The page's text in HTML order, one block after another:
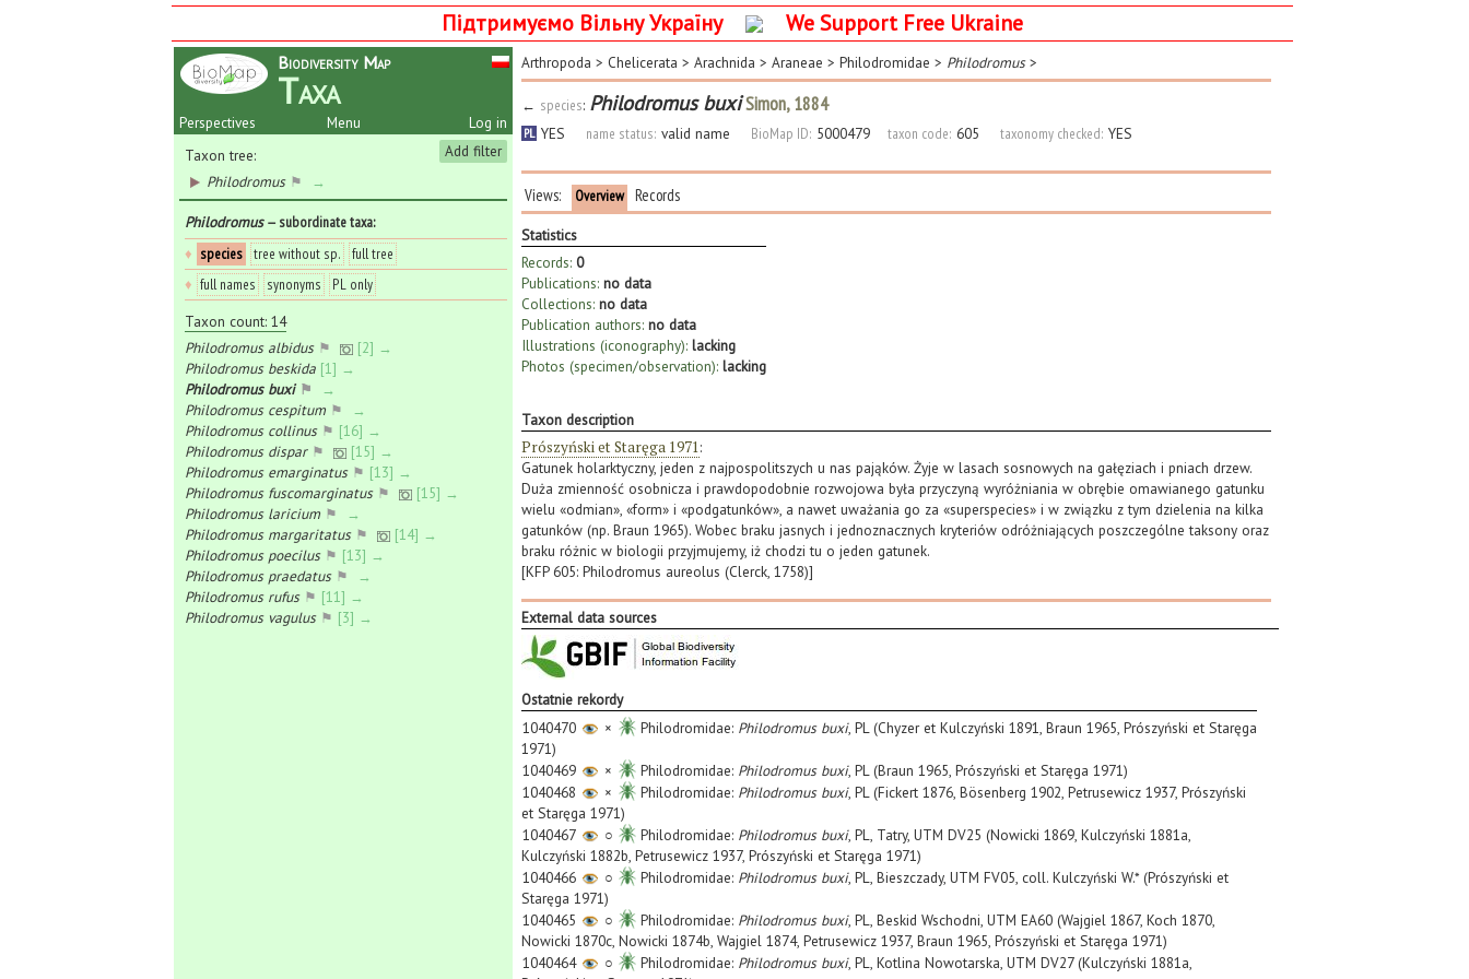
Підтримуємо Вільну Україну We Support Free Ukraine
Biodiversity Map
Taxa
Perspectives Log in
Menu
Add filter
Taxon tree:
Philodromus⚑ →
Philodromus— subordinate taxa:
♦ species tree without sp.
full tree
♦ full names synonyms
PL only
Taxon count: 14
Philodromus albidus⚑
[2] →
Philodromus beskida [1] →
Philodromus buxi⚑
→
Philodromus cespitum ⚑
→
Philodromus collinus⚑ [16] →
Philodromus dispar⚑
[15] →
Philodromus emarginatus⚑ [13] →
Philodromus fuscomarginatus⚑
[15] →
Philodromus laricium ⚑
→
Philodromus margaritatus⚑
[14] →
Philodromus poecilus⚑ [13] →
Philodromus praedatus⚑
→
Philodromus rufus⚑ [11] →
Philodromus vagulus⚑ [3] →
Arthropoda > Chelicerata > Arachnida > Araneae > Philodromidae > Philodromus>
← species: Philodromus buxiSimon, 1884
PL YES name status: valid name BioMap ID: 5000479 taxon code: 605 taxonomy checked: YES
Views: Overview Records
Statistics
Records: 0
Publications: no data
Collections: no data
Publication authors: no data
Illustrations (iconography): lacking
Photos (specimen/observation): lacking
Taxon description
Prószyński et Staręga 1971:
Gatunek holarktyczny, jeden z najpospolitszych u nas pająków. Żyje w lasach sosnowych na gałęziach i pniach drzew.
Duża zmienność osobnicza i prawdopodobnie rozwojowa była przyczyną wyróżniania w obrębie omawianego gatunku
wielu «odmian», «form» i «podgatunków», a nawet uważania go za «superspecies» i w związku z tym dzielenia na kilka
gatunków (np. Braun 1965). Wobec braku jasnych i jednoznacznych kryteriów odróżniających poszczególne taksony oraz
braku różnic w biologii przyjmujemy, iż chodzi tu o jeden gatunek.
[KFP 605: Philodromus aureolus (Clerck, 1758)]
External data sources
Ostatnie rekordy
1040470
× Philodromidae: Philodromus buxi, PL (Chyzer et Kulczyński 1891, Braun 1965, Prószyński et Staręga
1971)
1040469
× Philodromidae: Philodromus buxi, PL (Braun 1965, Prószyński et Staręga 1971)
1040468
× Philodromidae: Philodromus buxi, PL (Fickert 1876, Bösenberg 1902, Petrusewicz 1937, Prószyński
et Staręga 1971)
1040467
○ Philodromidae: Philodromus buxi, PL, Tatry, UTM DV25 (Nowicki 1869, Kulczyński 1881a,
Kulczyński 1882b, Petrusewicz 1937, Prószyński et Staręga 1971)
1040466
○ Philodromidae: Philodromus buxi, PL, Bieszczady, UTM FV05, coll. Kulczyński W.* (Prószyński et
Staręga 1971)
1040465
○ Philodromidae: Philodromus buxi, PL, Beskid Wschodni, UTM EA60 (Wajgiel 1867, Koch 1870,
Nowicki 1870c, Nowicki 1874b, Wajgiel 1874, Petrusewicz 1937, Braun 1965, Prószyński et Staręga 1971)
1040464
○ Philodromidae: Philodromus buxi, PL, Kotlina Nowotarska, UTM DV27 (Kulczyński 1881a,